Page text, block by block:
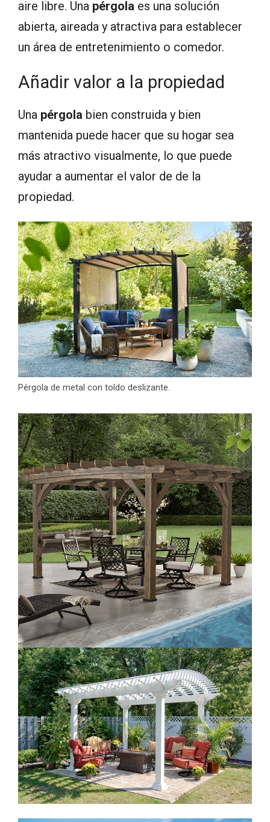
aire libre. Una pérgola es una solución
abierta, aireada y atractiva para establecer
un área de entretenimiento o comedor.
Añadir valor a la propiedad
Una pérgola bien construida y bien
mantenida puede hacer que su hogar sea
más atractivo visualmente, lo que puede
ayudar a aumentar el valor de de la
propiedad.
Pérgola de metal con toldo deslizante.